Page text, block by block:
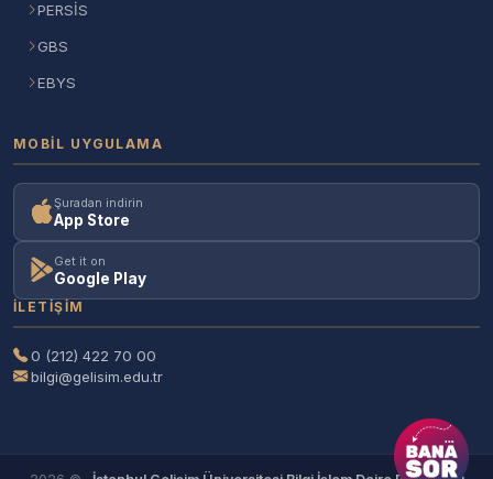
PERSİS
GBS
EBYS
MOBIL UYGULAMA
Şuradan indirin
App Store
Get it on
Google Play
İLETIŞIM
0 (212) 422 70 00
bilgi@gelisim.edu.tr